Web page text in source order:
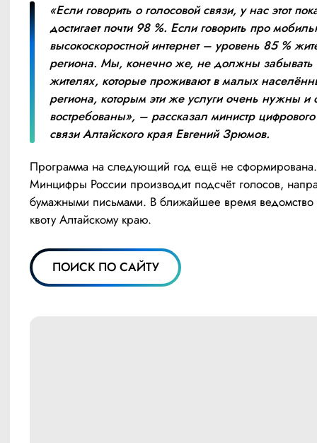
«Если говорить о голосовой связи, у нас этот
достигает почти 98 %. Если говорить про
высокоскоростной интернет – уровень 85 %
региона. Мы, конечно же, не должны забывать
жителях, которые проживают в малых
региона, которым эти же услуги очень нужны и
востребованы», – рассказал министр цифрового
связи Алтайского края Евгений Зрюмов.
Программа на следующий год ещё не сформирована.
Минцифры России производит подсчёт голосов,
бумажными письмами. В ближайшее время ведомство
квоту Алтайскому краю.
ПОИСК ПО САЙТУ